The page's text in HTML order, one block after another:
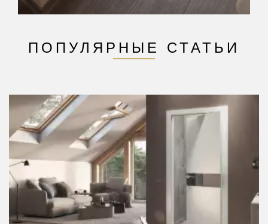
ПОПУЛЯРНЫЕ СТАТЬИ